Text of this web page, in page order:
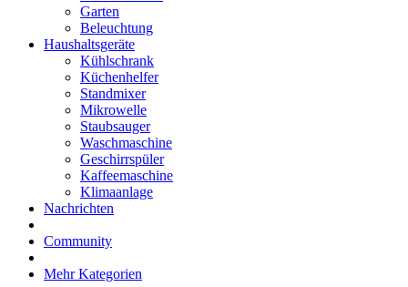
Garten
Beleuchtung
Haushaltsgeräte
Kühlschrank
Küchenhelfer
Standmixer
Mikrowelle
Staubsauger
Waschmaschine
Geschirrspüler
Kaffeemaschine
Klimaanlage
Nachrichten
Community
Mehr Kategorien